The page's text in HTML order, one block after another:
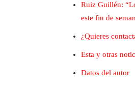
Ruiz Guillén:
este fin de
¿Quieres
Esta y otras
Datos del autor